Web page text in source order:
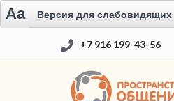
Aa Версия для слабовидящих
+7 916 199-43-56